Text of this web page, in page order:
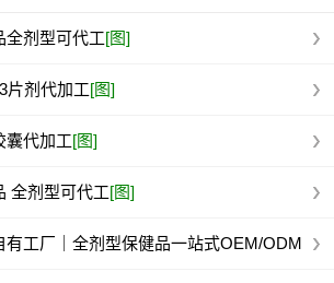
全剂型可代工[图]
片剂代加工[图]
囊代加工[图]
全剂型可代工[图]
有工厂｜全剂型保健品一站式OEM/ODM